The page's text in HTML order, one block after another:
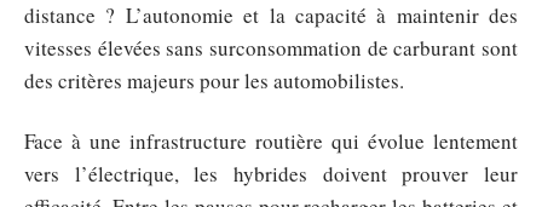
distance ? L’autonomie et la capacité à maintenir des
vitesses élevées sans surconsommation de carburant sont
des critères majeurs pour les automobilistes.
Face à une infrastructure routière qui évolue lentement
vers l’électrique, les hybrides doivent prouver leur